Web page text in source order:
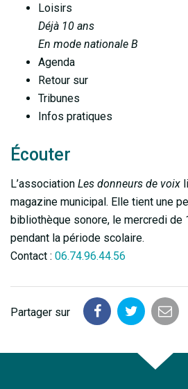
Loisirs
Déjà 10 ans
En mode nationale B
Agenda
Retour sur
Tribunes
Infos pratiques
Écouter
L’association Les donneurs de voix
magazine municipal. Elle tient une
bibliothèque sonore, le mercredi de
pendant la période scolaire.
Contact : 06.74.96.44.56
Partager sur
Partager
Facebook
Partager
Twitter